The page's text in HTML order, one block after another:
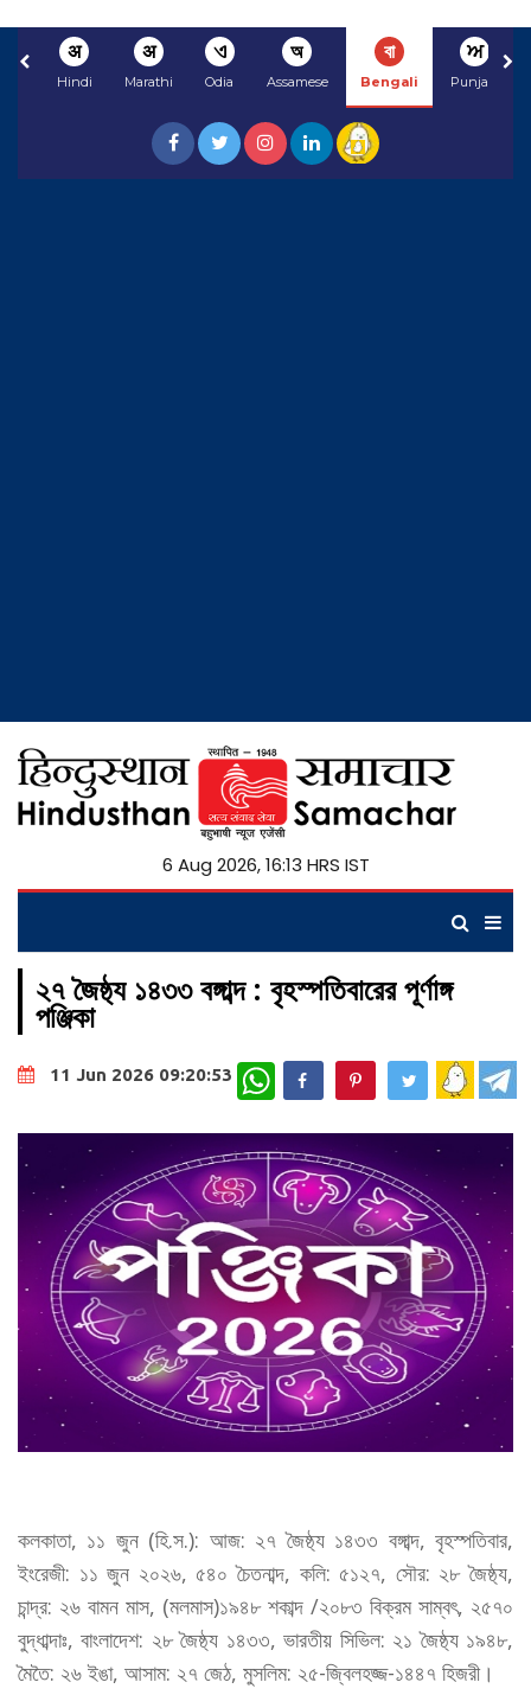
अ
Hindi
अ
Marathi
ଏ
Odia
অ
Assamese
বা
Bengali
ਅ
Punjabi
6 Aug 2026, 16:13 HRS IST
২৭ জৈষ্ঠ্য ১৪৩৩ বঙ্গাব্দ : বৃহস্পতিবারের পূর্ণাঙ্গ
পঞ্জিকা
11 Jun 2026 09:20:53 WhatsApp
কলকাতা, ১১ জুন (হি.স.): আজ: ২৭ জৈষ্ঠ্য ১৪৩৩ বঙ্গাব্দ, বৃহস্পতিবার,
ইংরেজী: ১১ জুন ২০২৬, ৫৪০ চৈতনাব্দ, কলি: ৫১২৭, সৌর: ২৮ জৈষ্ঠ্য,
চান্দ্র: ২৬ বামন মাস, (মলমাস)১৯৪৮ শকাব্দ /২০৮৩ বিক্রম সাম্বৎ, ২৫৭০
বুদ্ধাব্দাঃ, বাংলাদেশ: ২৮ জৈষ্ঠ্য ১৪৩৩, ভারতীয় সিভিল: ২১ জৈষ্ঠ্য ১৯৪৮,
মৈতৈ: ২৬ ইঙা, আসাম: ২৭ জেঠ, মুসলিম: ২৫-জ্বিলহজ্জ-১৪৪৭ হিজরী।